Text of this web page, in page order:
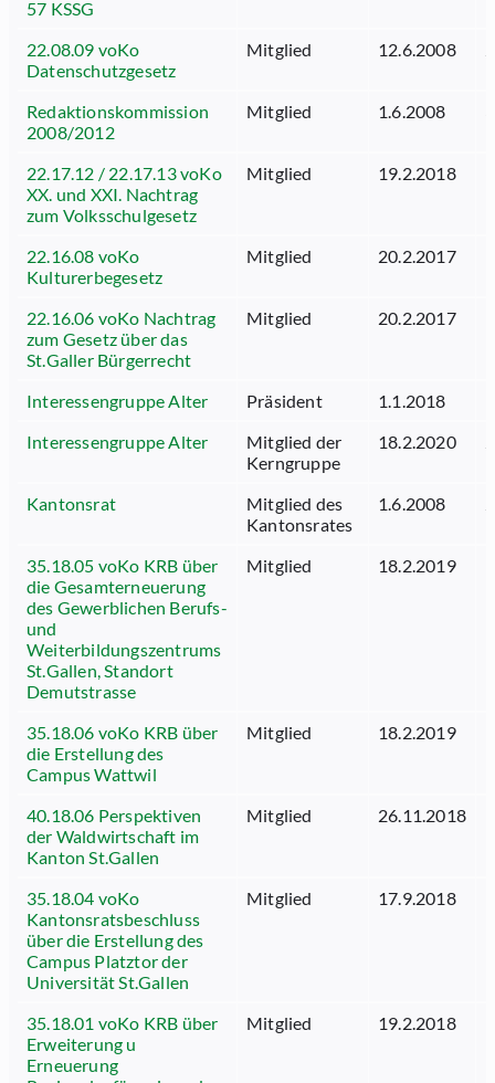
57 KSSG
22.08.09 voKo
Datenschutzgesetz
Mitglied 12.6.2008
Redaktionskommission
2008/2012
Mitglied 1.6.2008
22.17.12 / 22.17.13 voKo
XX. und XXI. Nachtrag
zum Volksschulgesetz
Mitglied 19.2.2018
22.16.08 voKo
Kulturerbegesetz
Mitglied 20.2.2017
22.16.06 voKo Nachtrag
zum Gesetz über das
St.Galler Bürgerrecht
Mitglied 20.2.2017
Interessengruppe Alter Präsident 1.1.2018
Interessengruppe Alter
Mitglied der
Kerngruppe
18.2.2020
Kantonsrat
Mitglied des
Kantonsrates
1.6.2008
35.18.05 voKo KRB über
die Gesamterneuerung
des Gewerblichen Berufs-
und
Weiterbildungszentrums
St.Gallen, Standort
Demutstrasse
Mitglied 18.2.2019
35.18.06 voKo KRB über
die Erstellung des
Campus Wattwil
Mitglied 18.2.2019
40.18.06 Perspektiven
der Waldwirtschaft im
Kanton St.Gallen
Mitglied 26.11.2018
35.18.04 voKo
Kantonsratsbeschluss
über die Erstellung des
Campus Platztor der
Universität St.Gallen
Mitglied 17.9.2018
35.18.01 voKo KRB über
Erweiterung u
Erneuerung
Mitglied 19.2.2018